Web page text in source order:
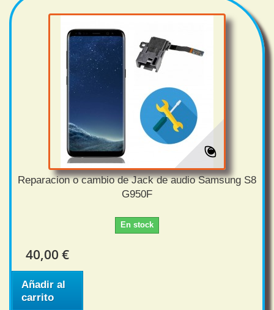
Reparacion o cambio de Jack de audio Samsung S8
G950F
En stock
40,00 €
Añadir al
carrito